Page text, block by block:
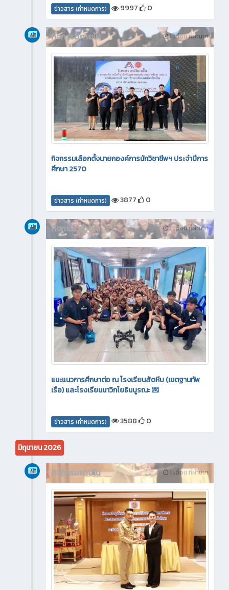
ข่าวสาร (กำหนดการ) 9997 0
1 เดือน ที่ผ่านมา
กิจกรรมภายใน
กิจกรรมเลือกตั้งนายกองค์การนักวิชาชีพฯ ประจำปีการ
ศึกษา 2570
ข่าวสาร (กำหนดการ) 3877 0
1 เดือน ที่ผ่านมา
กิจกรรมภายใน
แนะแนวการศึกษาต่อ ณ โรงเรียนสัตหีบ (เขตฐานทัพ
เรือ) และโรงเรียนนาวิกโยธินบูรณะ 💌
ข่าวสาร (กำหนดการ) 3588 0
มิถุนายน 2026
1 เดือน ที่ผ่านมา
กิจกรรมภายใน